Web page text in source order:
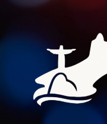
Skip
content